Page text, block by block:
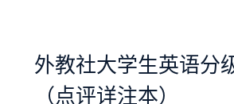
外教社大学生英语分
（点评详注本）